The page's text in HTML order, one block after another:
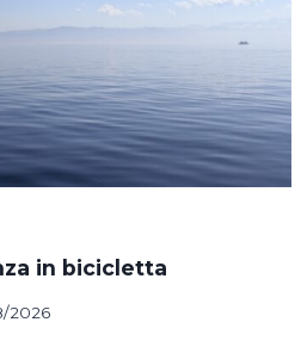
in bicicletta
2026